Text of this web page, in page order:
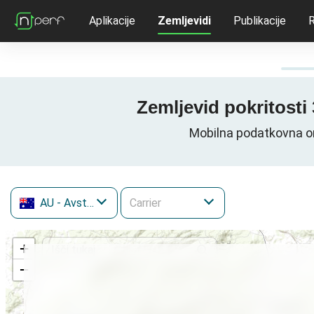
Aplikacije Zemljevidi Publikacije
Zemljevid pokritosti
Mobilna podatkovna
AU - Avstralija
+
−